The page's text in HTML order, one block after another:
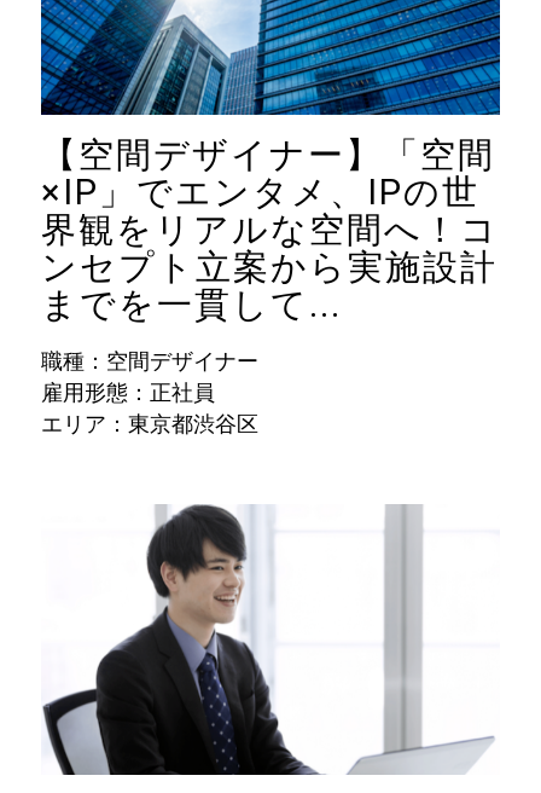
【空間デザイナー】「空間
×IP」でエンタメ、IPの世
界観をリアルな空間へ！コ
ンセプト立案から実施設計
までを一貫して...
職種：空間デザイナー
雇用形態：正社員
エリア：東京都渋谷区